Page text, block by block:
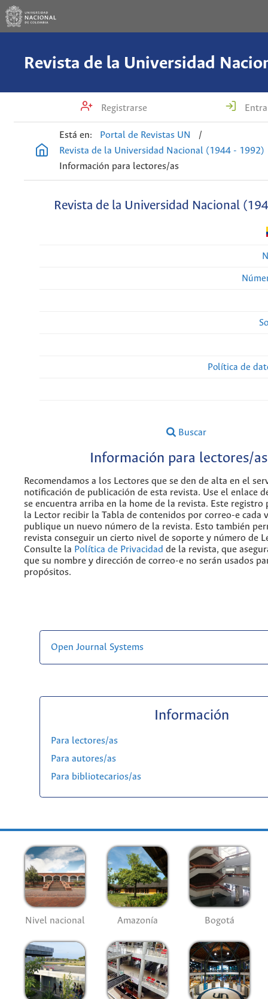
Registrarse
Está en: Portal de Revistas UN
/
Revista de la Universidad Nacional (1944 - 1992)
Información para lectores/as
Revista de la Universidad Nacional
Política de
Buscar
Información para lectores/as
Recomendamos a los Lectores que se den de alta en el
notificación de publicación de esta revista. Use el enlace
se encuentra arriba en la home de la revista. Este
la Lector recibir la Tabla de contenidos por correo-e cada
publique un nuevo número de la revista. Esto también
revista conseguir un cierto nivel de soporte y número de
Consulte la Política de Privacidad de la revista, que
que su nombre y dirección de correo-e no serán usados
propósitos.
Open Journal Systems
Información
Para lectores/as
Para autores/as
Para bibliotecarios/as
Nivel nacional Amazonía Bogotá